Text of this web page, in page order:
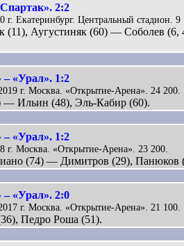
2:2
г. Екатеринбург. Центральный стадион. 9
(11), Аугустиняк (60) — Соболев (6,
– «Урал». 1:2
г. Москва. «Открытие-Арена». 24 200.
— Ильин (48), Эль-Кабир (60).
– «Урал». 1:2
г. Москва. «Открытие-Арена». 23 200.
(74) — Димитров (29), Панюков
– «Урал». 2:0
г. Москва. «Открытие-Арена». 21 100.
Педро Роша (51).